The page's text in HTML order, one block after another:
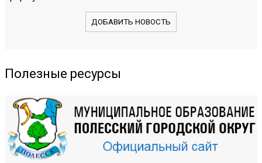
ДОБАВИТЬ НОВОСТЬ
Полезные ресурсы